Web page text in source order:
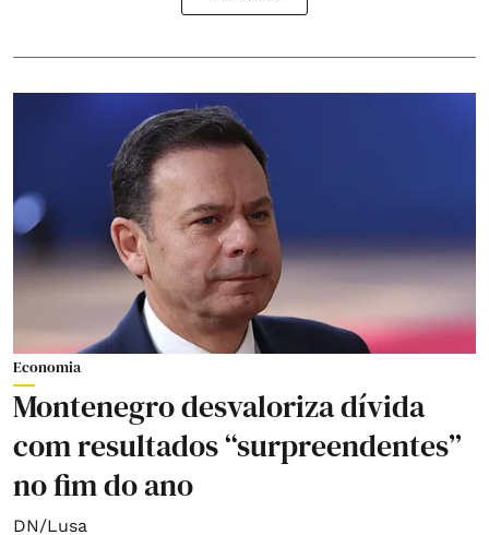
Economia
Montenegro desvaloriza dívida
com resultados “surpreendentes”
no fim do ano
DN/Lusa